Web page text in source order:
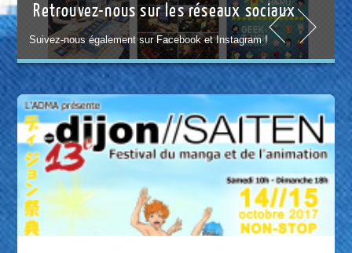
Retrouvez-nous sur les réseaux sociaux
Suivez-nous également sur Facebook et Instagram !